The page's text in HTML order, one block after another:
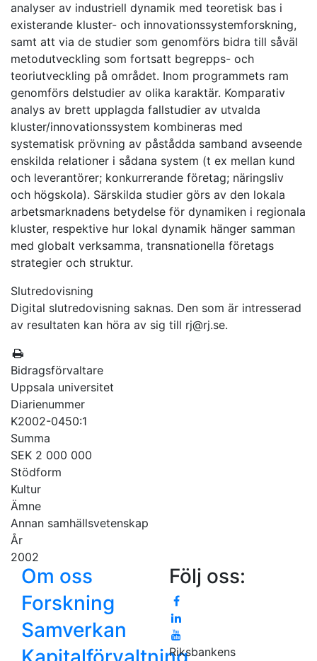
analyser av industriell dynamik med teoretisk bas i
existerande kluster- och innovationssystemforskning,
samt att via de studier som genomförs bidra till såväl
metodutveckling som fortsatt begrepps- och
teoriutveckling på området. Inom programmets ram
genomförs delstudier av olika karaktär. Komparativ
analys av brett upplagda fallstudier av utvalda
kluster/innovationssystem kombineras med
systematisk prövning av påstådda samband avseende
enskilda relationer i sådana system (t ex mellan kund
och leverantörer; konkurrerande företag; näringsliv
och högskola). Särskilda studier görs av den lokala
arbetsmarknadens betydelse för dynamiken i regionala
kluster, respektive hur lokal dynamik hänger samman
med globalt verksamma, transnationella företags
strategier och struktur.
Slutredovisning
Digital slutredovisning saknas. Den som är intresserad
av resultaten kan höra av sig till rj@rj.se.
Bidragsförvaltare
Uppsala universitet
Diarienummer
K2002-0450:1
Summa
SEK 2 000 000
Stödform
Kultur
Ämne
Annan samhällsvetenskap
År
2002
Om oss
Forskning
Samverkan
Följ oss:
Riksbankens